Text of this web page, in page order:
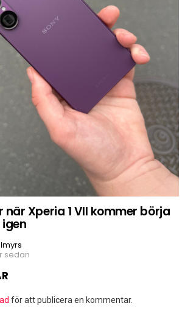
Xperia 1 VII kommer börja
sedan
för att publicera en kommentar.